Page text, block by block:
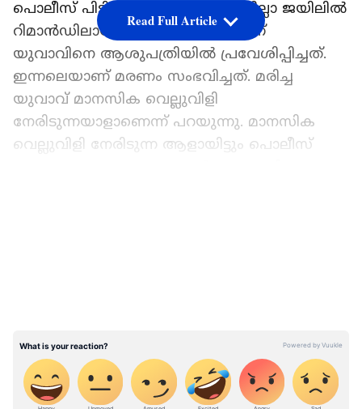
പൊലീസ് പിടികൂടിയത്. തുടര്‍ന്ന് ജില്ലാ ജയിലിൽ
റിമാൻഡിലായിരുന്നു. മേയ് 26 നാണ്
യുവാവിനെ ആശുപത്രിയിൽ പ്രവേശിപ്പിച്ചത്.
ഇന്നലെയാണ് മരണം സംഭവിച്ചത്. മരിച്ച
യുവാവ് മാനസിക വെല്ലുവിളി
നേരിടുന്നയാളാണെന്ന് പറയുന്നു. മാനസിക
വെല്ലുവിളി നേരിടുന്ന ആളായിട്ടും പൊലീസ്
Read Full Article